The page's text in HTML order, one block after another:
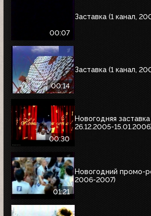
00:07
Заставка (1 канал,
00:14
Заставка (1 канал,
00:30
Новогодняя
26.12.2005-
01:21
Новогодний промо-
2006-2007)